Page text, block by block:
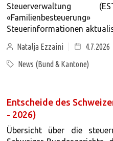
Steuerverwaltung
Steuerinformationen
Natalja Ezzaini
4.7.2026
News (Bund & Kantone)
Entscheide des
- 2026)
Übersicht über die